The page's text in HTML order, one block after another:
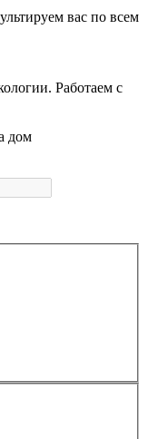
вас по всем
Работаем с
дом